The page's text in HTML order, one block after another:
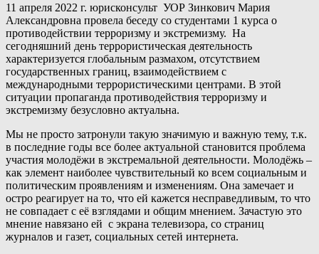
11 апреля 2022 г. юрисконсульт УОР Зинкович Мария
Александровна провела беседу со студентами 1 курса о
противодействии терроризму и экстремизму. На
сегодняшний день террористическая деятельность
характеризуется глобальным размахом, отсутствием
государственных границ, взаимодействием с
международными террористическими центрами. В этой
ситуации пропаганда противодействия терроризму и
экстремизму безусловно актуальна.
Мы не просто затронули такую значимую и важную тему, т.к.
в последние годы все более актуальной становится проблема
участия молодёжи в экстремальной деятельности. Молодёжь –
как элемент наиболее чувствительный ко всем социальным и
политическим проявлениям и изменениям. Она замечает и
остро реагирует на то, что ей кажется несправедливым, то что
не совпадает с её взглядами и общим мнением. Зачастую это
мнение навязано ей с экрана телевизора, со страниц
журналов и газет, социальных сетей интернета.